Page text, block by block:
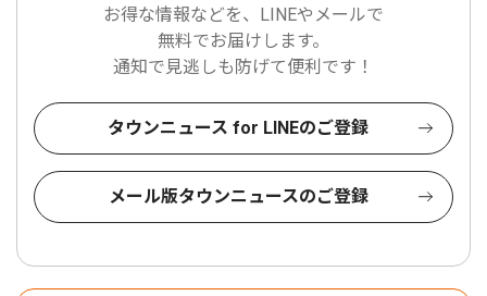
お得な情報などを、LINEやメールで
無料でお届けします。
通知で見逃しも防げて便利です！
タウンニュース for LINEのご登録
メール版タウンニュースのご登録